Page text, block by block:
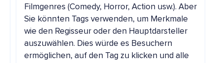
Filmgenres (Comedy, Horror, Action usw.). Aber
Sie könnten Tags verwenden, um Merkmale
wie den Regisseur oder den Hauptdarsteller
auszuwählen. Dies würde es Besuchern
ermöglichen, auf den Tag zu klicken und alle